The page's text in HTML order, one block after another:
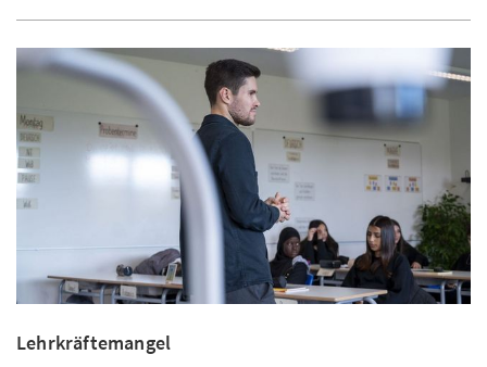
Lehrkräftemangel